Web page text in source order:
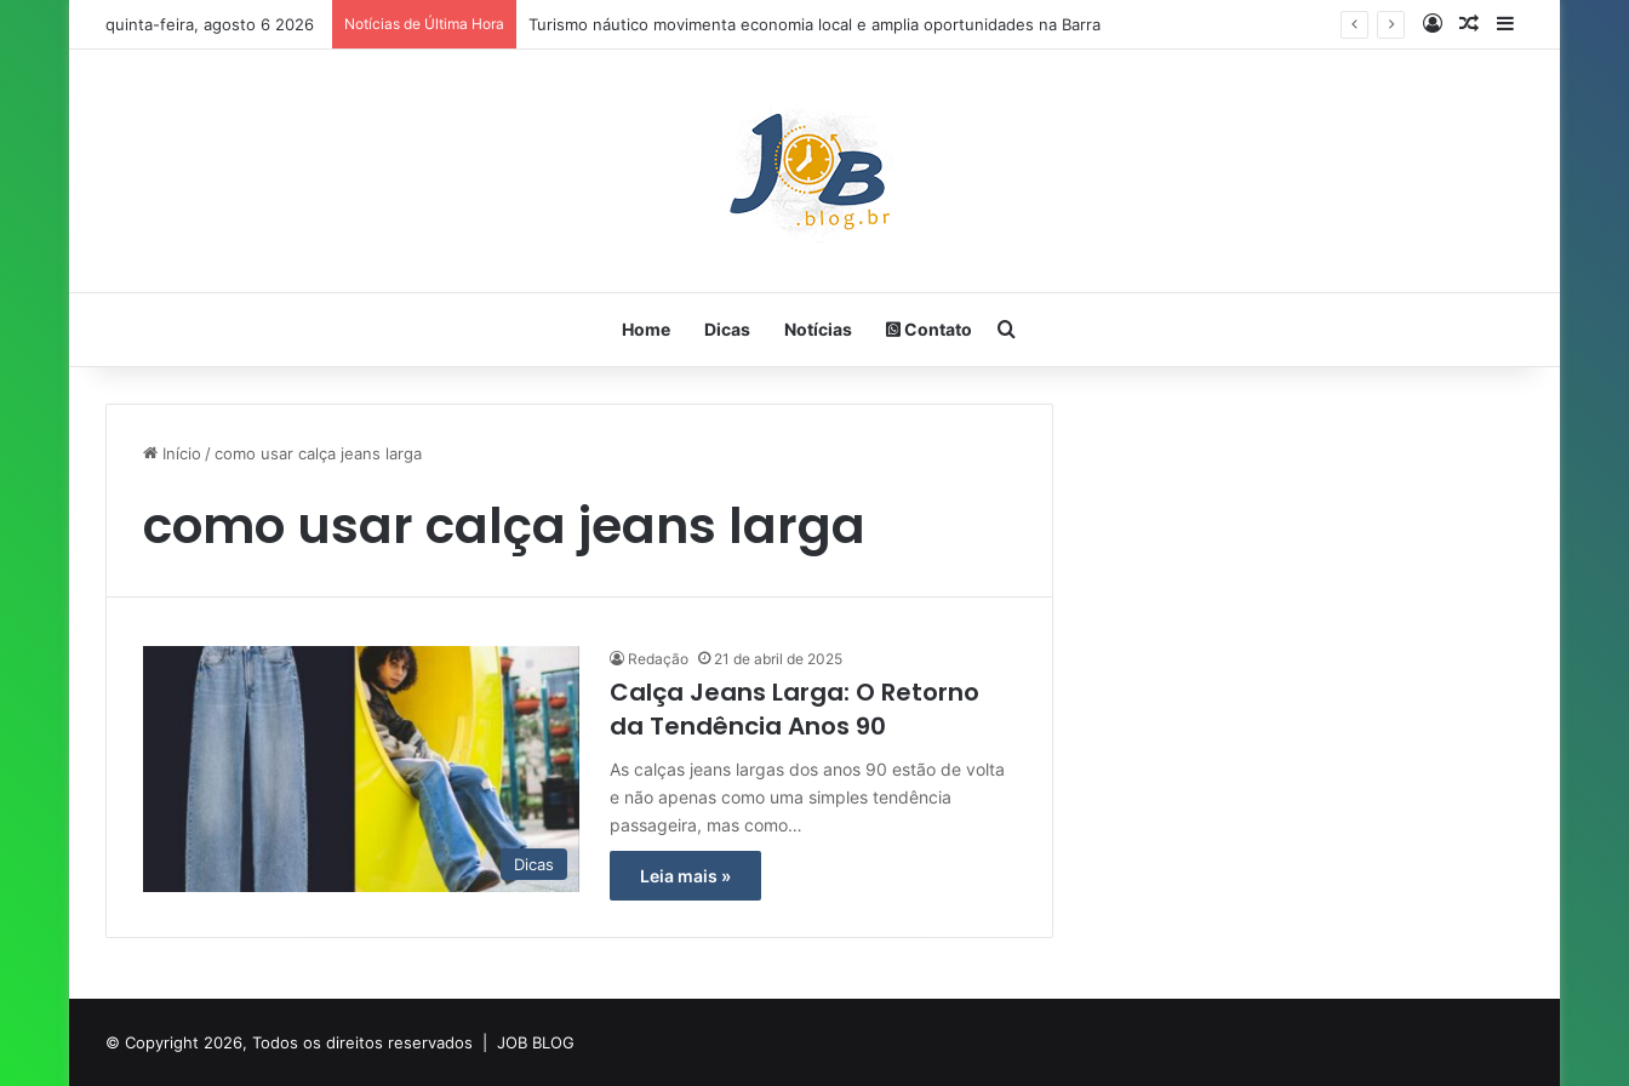
quinta-feira, agosto 6 2026 Notícias de Última Hora Turismo náutico movimenta economia local e amplia oportunidades na Barra EntrarArtigo aleatório
Barra Lateral
Home Dicas Notícias Contato
Início /como usar calça jeans larga
como usar calça jeans larga
Dicas
Redação 21 de abril de 2025
Calça Jeans Larga: O Retorno
da Tendência Anos 90
As calças jeans largas dos anos 90 estão de volta
e não apenas como uma simples tendência
passageira, mas como…
Leia mais »
© Copyright 2026, Todos os direitos reservados | JOB BLOG